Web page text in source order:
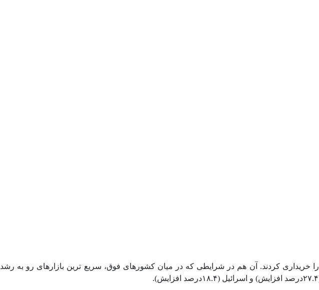
بنابراین از نظر ارزش، ۱۵ کشور ذکر شده نزدیک به نیمی (۴۷.۳درصد ) از کل سیمان وارداتی در سال ۲۰۲۵ را خریداری کردند. آن هم در شرایطی که در میان کشورهای فوق، سریع‌ ترین بازارهای رو به رشد